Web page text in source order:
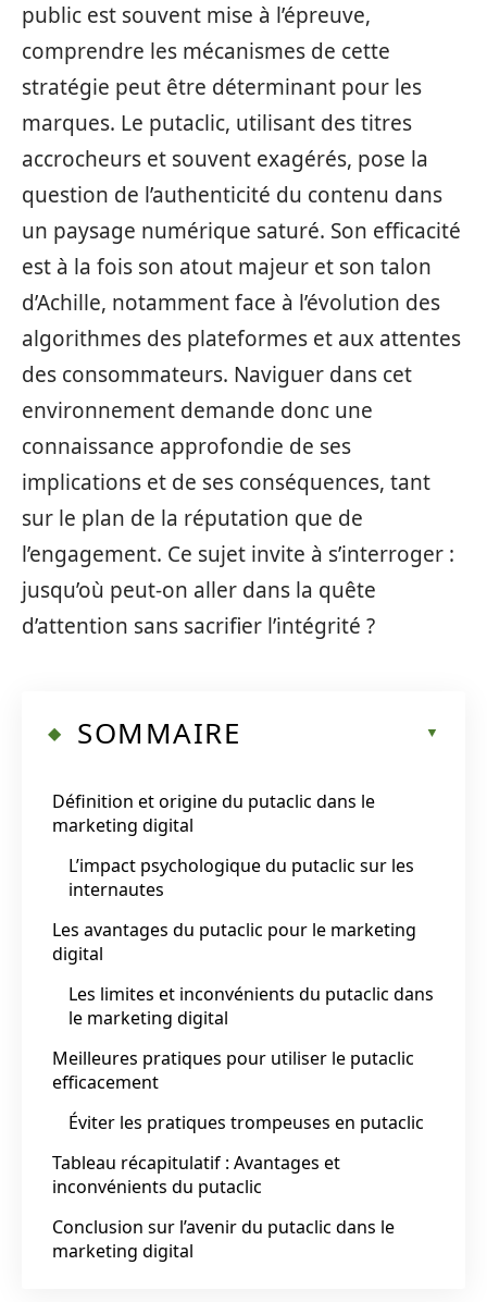
public est souvent mise à l’épreuve,
comprendre les mécanismes de cette
stratégie peut être déterminant pour les
marques. Le putaclic, utilisant des titres
accrocheurs et souvent exagérés, pose la
question de l’authenticité du contenu dans
un paysage numérique saturé. Son efficacité
est à la fois son atout majeur et son talon
d’Achille, notamment face à l’évolution des
algorithmes des plateformes et aux attentes
des consommateurs. Naviguer dans cet
environnement demande donc une
connaissance approfondie de ses
implications et de ses conséquences, tant
sur le plan de la réputation que de
l’engagement. Ce sujet invite à s’interroger :
jusqu’où peut-on aller dans la quête
d’attention sans sacrifier l’intégrité ?
SOMMAIRE
Définition et origine du putaclic dans le
marketing digital
L’impact psychologique du putaclic sur les
internautes
Les avantages du putaclic pour le marketing
digital
Les limites et inconvénients du putaclic dans
le marketing digital
Meilleures pratiques pour utiliser le putaclic
efficacement
Éviter les pratiques trompeuses en putaclic
Tableau récapitulatif : Avantages et
inconvénients du putaclic
Conclusion sur l’avenir du putaclic dans le
marketing digital